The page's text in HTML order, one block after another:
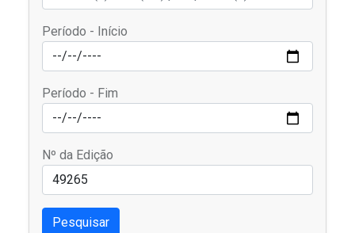
Período - Início
Período - Fim
Nº da Edição
Pesquisar